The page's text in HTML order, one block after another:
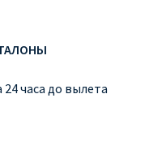
24 часа до вылета